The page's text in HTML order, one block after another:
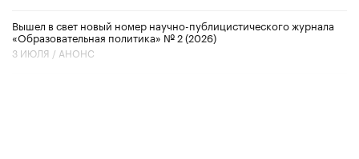
Вышел в свет новый номер научно-публицистического журнала
«Образовательная политика» № 2 (2026)
3 ИЮЛЯ / АНОНС